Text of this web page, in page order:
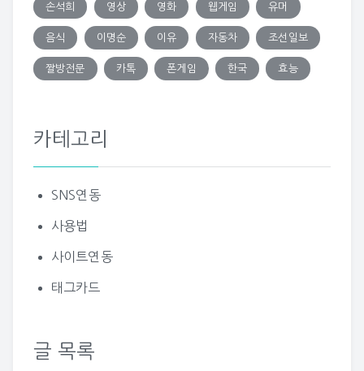
손석희 영상 영화 웹게임 유머
음식 이명순 이유 자동차 조선일보
짤방전문 카톡 폰게임 한국 효능
카테고리
SNS연동
사용법
사이트연동
태그카드
글 목록